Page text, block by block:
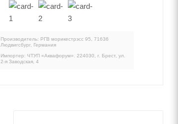
Производитель: РГВ морикестрэсс 95, 71636
Людвигсбург, Германия
Импортер: ЧТУП «Аквафорум». 224030, г. Брест, ул.
2-я Заводская, 4